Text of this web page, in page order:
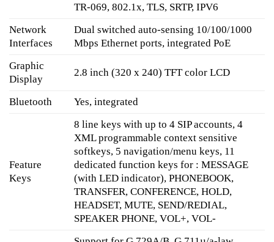
TR-069, 802.1x, TLS, SRTP, IPV6
Network
Interfaces
Dual switched auto-sensing 10/100/1000
Mbps Ethernet ports, integrated PoE
Graphic
Display
2.8 inch (320 x 240) TFT color LCD
Bluetooth Yes, integrated
Feature
Keys
8 line keys with up to 4 SIP accounts, 4
XML programmable context sensitive
softkeys, 5 navigation/menu keys, 11
dedicated function keys for : MESSAGE
(with LED indicator), PHONEBOOK,
TRANSFER, CONFERENCE, HOLD,
HEADSET, MUTE, SEND/REDIAL,
SPEAKER PHONE, VOL+, VOL-